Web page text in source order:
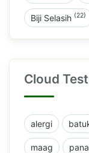
Biji Selasih (22)
Cloud
alergi
maag